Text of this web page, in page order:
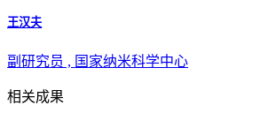
王汉夫
副研究员 , 国家纳米科学中心
相关成果